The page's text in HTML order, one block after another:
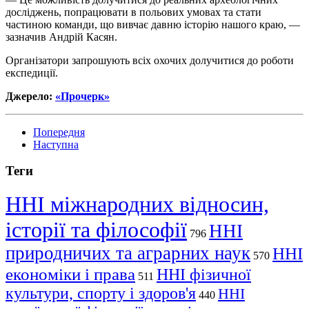
досліджень, попрацювати в польових умовах та стати
частиною команди, що вивчає давню історію нашого краю, —
зазначив Андрій Касян.
Організатори запрошують всіх охочих долучитися до роботи
експедиції.
Джерело: «Прочерк»
Попередня
Наступна
Теги
ННІ міжнародних відносин,
історії та філософії 796 ННІ
природничих та аграрних наук 570 ННІ
економіки і права 511 ННІ фізичної
культури, спорту і здоров'я 440 ННІ